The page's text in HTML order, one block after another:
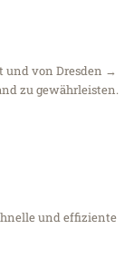
und von Dresden →
zu gewährleisten.
und effiziente